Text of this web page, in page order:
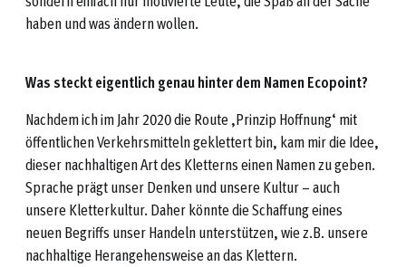
haben und was ändern wollen.
Was steckt eigentlich genau hinter dem Namen Ecopoint?
Nachdem ich im Jahr 2020 die Route ‚Prinzip Hoffnung‘ mit
öffentlichen Verkehrsmitteln geklettert bin, kam mir die Idee,
dieser nachhaltigen Art des Kletterns einen Namen zu geben.
Sprache prägt unser Denken und unsere Kultur – auch
unsere Kletterkultur. Daher könnte die Schaffung eines
neuen Begriffs unser Handeln unterstützen, wie z.B. unsere
nachhaltige Herangehensweise an das Klettern.